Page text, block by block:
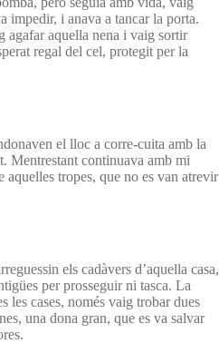
impedir, i anava a tancar la porta.
agafar aquella nena i vaig sortir
regal del cel, protegit per la
el lloc a corre-cuita amb la
Mentrestant continuava amb mi
aquelles tropes, que no es van atrevir
els cadàvers d’aquella casa,
per prosseguir ni tasca. La
les cases, només vaig trobar dues
una dona gran, que es va salvar